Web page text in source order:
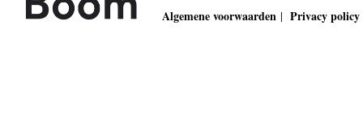
Algemene voorwaarden | Privacy policy